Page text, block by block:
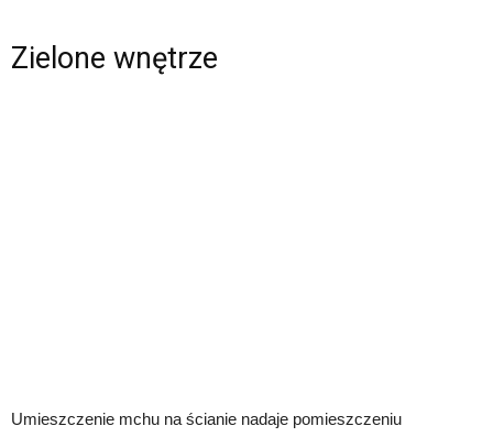
Zielone wnętrze
Umieszczenie mchu na ścianie nadaje pomieszczeniu